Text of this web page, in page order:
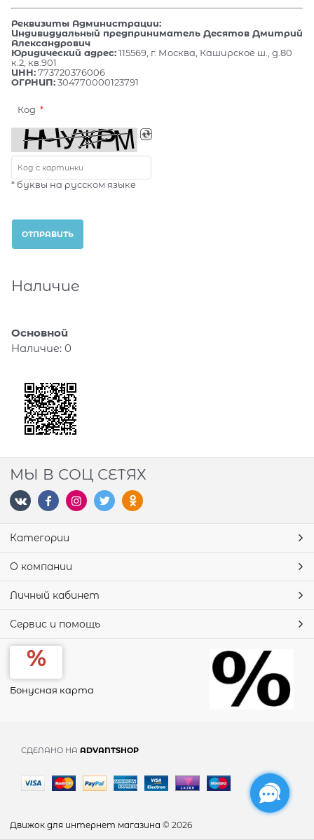
Реквизиты Администрации:
Индивидуальный предприниматель Десятов Дмитрий
Александрович
Юридический адрес:115569, г. Москва, Каширское ш., д.80
к.2, кв.901
ИНН:773720376006
ОГРНИП:304770000123791
Код
* буквы на русском языке
Наличие
Основной
Наличие: 0
МЫ В СОЦ СЕТЯХ
Категории
О компании
Личный кабинет
Сервис и помощь
Бонусная карта
СДЕЛАНО НА ADVANTSHOP
Движок для интернет магазина © 2026